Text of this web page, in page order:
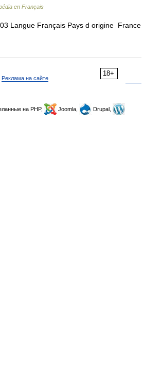
en Français
Langue Français Pays d origine France
18+
Реклама на сайте
на PHP, Joomla,
Drupal,